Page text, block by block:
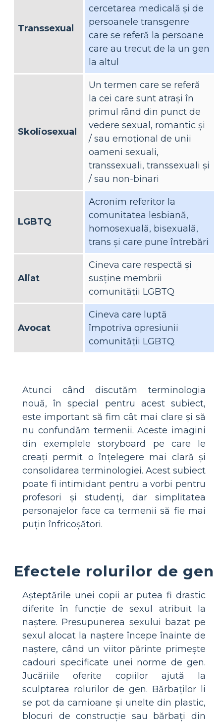
Transsexual
cercetarea medicală și de
persoanele transgenre
care se referă la persoane
care au trecut de la un gen
la altul
Skoliosexual
Un termen care se referă
la cei care sunt atrași în
primul rând din punct de
vedere sexual, romantic și
/ sau emoțional de unii
oameni sexuali,
transsexuali, transsexuali și
/ sau non-binari
LGBTQ
Acronim referitor la
comunitatea lesbiană,
homosexuală, bisexuală,
trans și care pune întrebări
Aliat
Cineva care respectă și
susține membrii
comunității LGBTQ
Avocat
Cineva care luptă
împotriva opresiunii
comunității LGBTQ
Atunci când discutăm terminologia
nouă, în special pentru acest subiect,
este important să fim cât mai clare și să
nu confundăm termenii. Aceste imagini
din exemplele storyboard pe care le
creați permit o înțelegere mai clară și
consolidarea terminologiei. Acest subiect
poate fi intimidant pentru a vorbi pentru
profesori și studenți, dar simplitatea
personajelor face ca termenii să fie mai
puțin înfricoșători.
Efectele rolurilor de gen
Așteptările unei copii ar putea fi drastic
diferite în funcție de sexul atribuit la
naștere. Presupunerea sexului bazat pe
sexul alocat la naștere începe înainte de
naștere, când un viitor părinte primește
cadouri specificate unei norme de gen.
Jucăriile oferite copiilor ajută la
sculptarea rolurilor de gen. Bărbaților li
se pot da camioane și unelte din plastic,
blocuri de construcție sau bărbați din